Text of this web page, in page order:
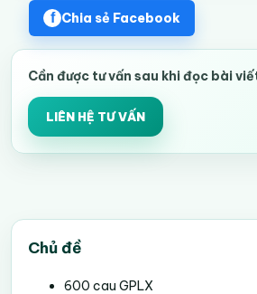
Chia sẻ Facebook
Cần được tư vấn sau khi đọc bài
LIÊN HỆ TƯ VẤN
Chủ đề
600 cau GPLX